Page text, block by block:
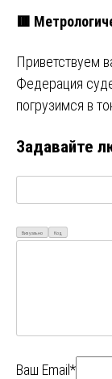
🟥
Приветствуем
Федерация
погрузимся в
Задавайте
Визуально Код
Ваш Email*